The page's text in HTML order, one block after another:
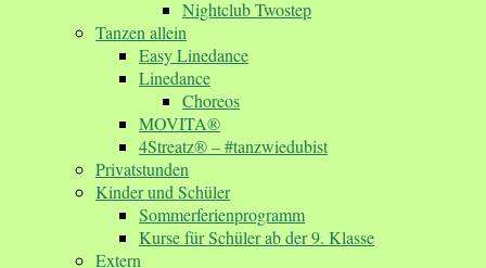
Nightclub Twostep
Tanzen allein
Easy Linedance
Linedance
Choreos
MOVITA®
4Streatz® – #tanzwiedubist
Privatstunden
Kinder und Schüler
Sommerferienprogramm
Kurse für Schüler ab der 9. Klasse
Extern